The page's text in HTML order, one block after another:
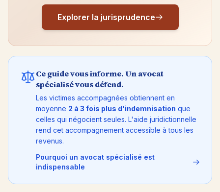
Explorer la jurisprudence
Ce guide vous informe. Un avocat
spécialisé vous défend.
Les victimes accompagnées obtiennent en
moyenne 2 à 3 fois plus d'indemnisation que
celles qui négocient seules. L'aide juridictionnelle
rend cet accompagnement accessible à tous les
revenus.
Pourquoi un avocat spécialisé est
indispensable